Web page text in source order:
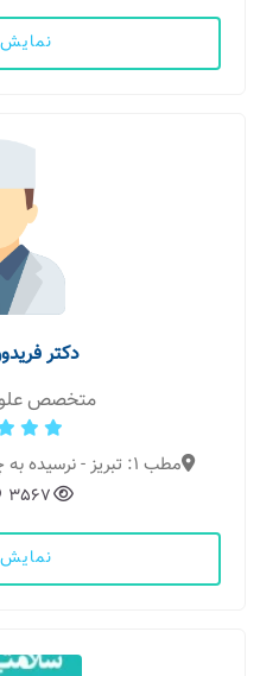
دکتر
متخصص
مطب 1: تبریز - نرسیده به چهارراه ابرسان درمانگاه پاستور
3567